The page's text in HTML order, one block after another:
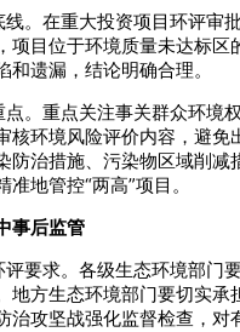
。在重大投资项目环评审
项目位于环境质量未达标
和遗漏，结论明确合理。
点。重点关注事关群众环境
核环境风险评价内容，避
防治措施、污染物区域削
地管控“两高”项目。
事后监管
评要求。各级生态环境部门
地方生态环境部门要切实
治攻坚战强化监督检查，